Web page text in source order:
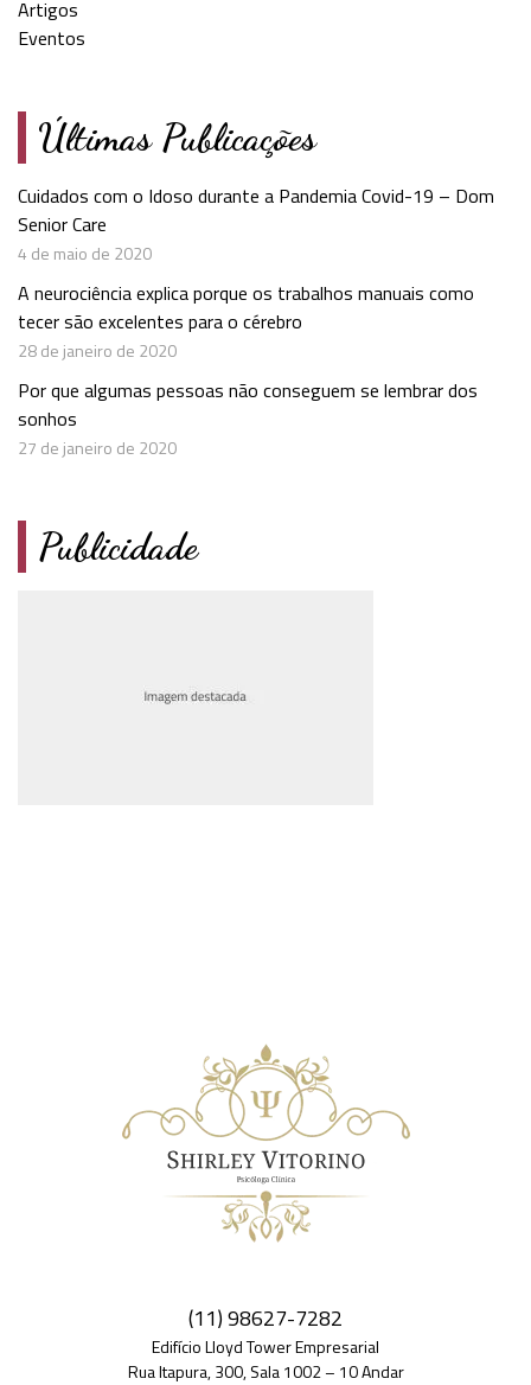
Artigos
Eventos
Últimas Publicações
Cuidados com o Idoso durante a Pandemia Covid-19 – Dom
Senior Care
4 de maio de 2020
A neurociência explica porque os trabalhos manuais como
tecer são excelentes para o cérebro
28 de janeiro de 2020
Por que algumas pessoas não conseguem se lembrar dos
sonhos
27 de janeiro de 2020
Publicidade
(11) 98627-7282
Edifício Lloyd Tower Empresarial
Rua Itapura, 300, Sala 1002 – 10 Andar